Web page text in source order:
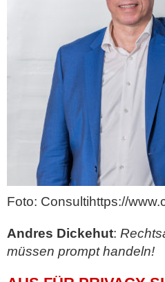
Foto: Consultihttps://
Andres Dickehut:
müssen prompt handeln!